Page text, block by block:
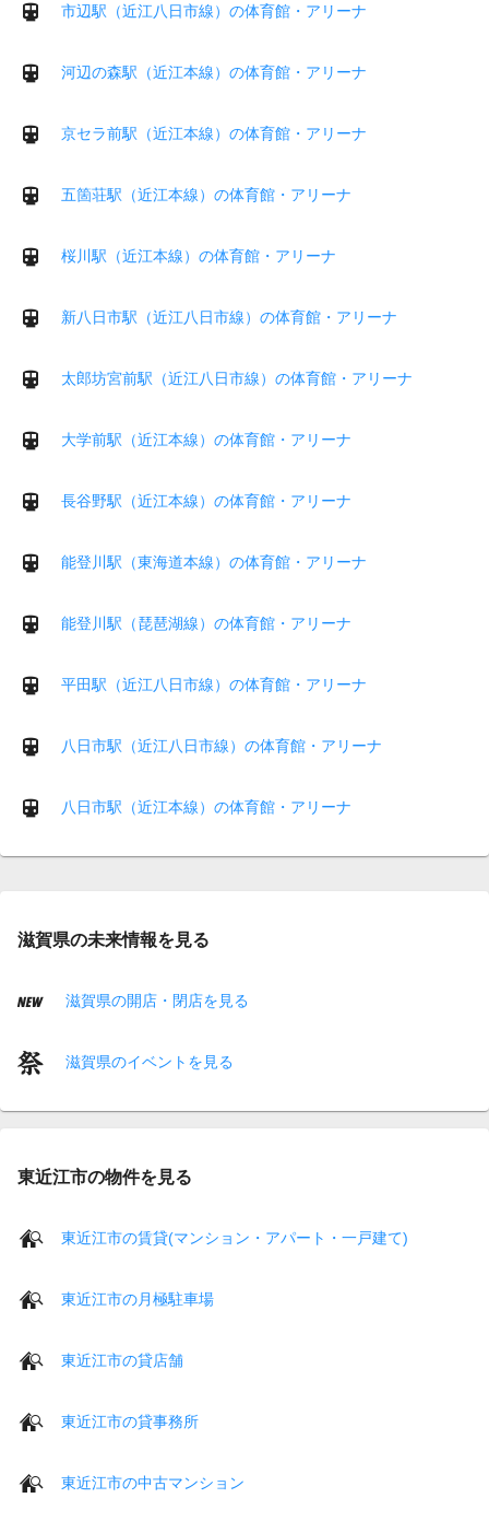
市辺駅（近江八日市線）の体育館・アリーナ
河辺の森駅（近江本線）の体育館・アリーナ
京セラ前駅（近江本線）の体育館・アリーナ
五箇荘駅（近江本線）の体育館・アリーナ
桜川駅（近江本線）の体育館・アリーナ
新八日市駅（近江八日市線）の体育館・アリーナ
太郎坊宮前駅（近江八日市線）の体育館・アリーナ
大学前駅（近江本線）の体育館・アリーナ
長谷野駅（近江本線）の体育館・アリーナ
能登川駅（東海道本線）の体育館・アリーナ
能登川駅（琵琶湖線）の体育館・アリーナ
平田駅（近江八日市線）の体育館・アリーナ
八日市駅（近江八日市線）の体育館・アリーナ
八日市駅（近江本線）の体育館・アリーナ
滋賀県の未来情報を見る
滋賀県の開店・閉店を見る
滋賀県のイベントを見る
東近江市の物件を見る
東近江市の賃貸(マンション・アパート・一戸建て)
東近江市の月極駐車場
東近江市の貸店舗
東近江市の貸事務所
東近江市の中古マンション